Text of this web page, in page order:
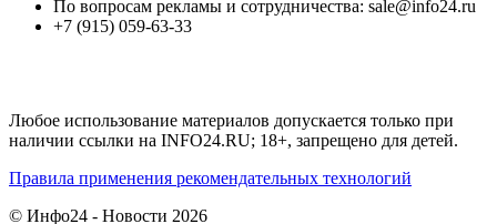
По вопросам рекламы и сотрудничества: sale@info24.ru
+7 (915) 059-63-33
Любое использование материалов допускается только при
наличии ссылки на INFO24.RU; 18+, запрещено для детей.
Правила применения рекомендательных технологий
© Инфо24 - Новости 2026